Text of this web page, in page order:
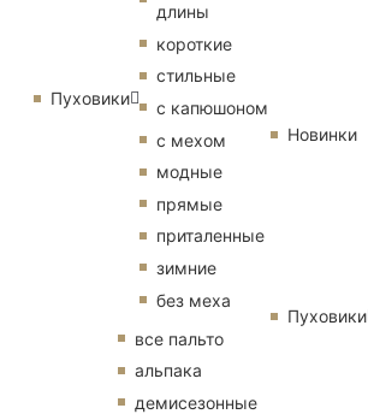
Пуховики
длины
короткие
стильные
с капюшоном
с мехом
модные
прямые
приталенные
зимние
без меха
все пальто
альпака
демисезонные
Новинки
Пуховики